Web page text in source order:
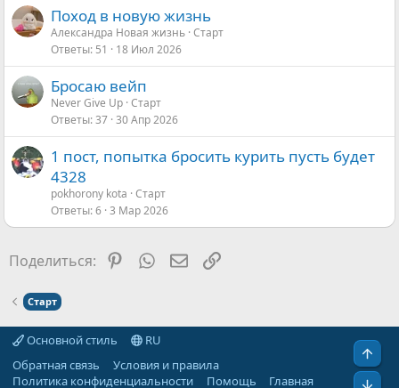
Поход в новую жизнь
Александра Новая жизнь Старт
Ответы 51 18 Июл 2026
Бросаю вейп
Never Give Up Старт
Ответы 37 30 Апр 2026
1 пост, попытка бросить курить пусть будет
4328
pokhorony kota Старт
Ответы 6 3 Мар 2026
Поделиться: Pinterest
WhatsAppЭлектронная почта
Ссылка
Старт
Основной стиль
RU
Обратная связь
Условия и правила
Политика конфиденциальности
Помощь Главная